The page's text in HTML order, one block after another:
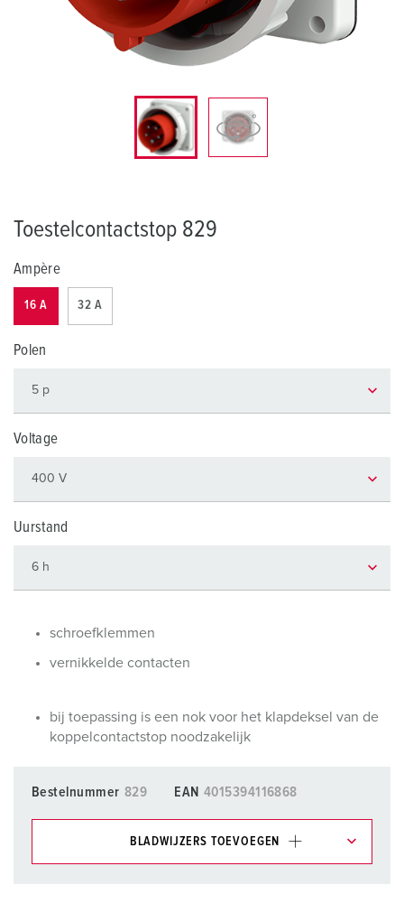
Toestelcontactstop 829
Ampère
16 A 32 A
Polen
Voltage
Uurstand
schroefklemmen
vernikkelde contacten
bij toepassing is een nok voor het klapdeksel van de
koppelcontactstop noodzakelijk
Bestelnummer 829 EAN 4015394116868
BLADWIJZERS TOEVOEGEN